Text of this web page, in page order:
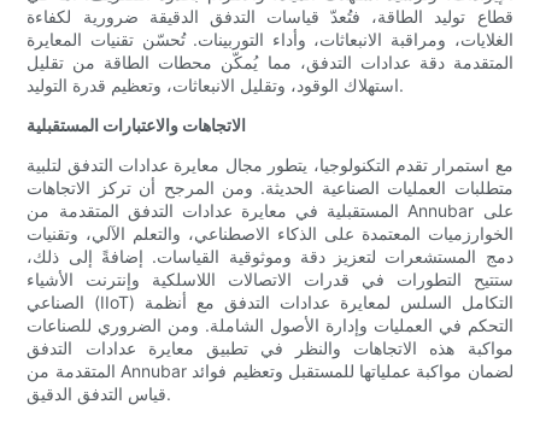
قطاع توليد الطاقة، فتُعدّ قياسات التدفق الدقيقة ضرورية لكفاءة
الغلايات، ومراقبة الانبعاثات، وأداء التوربينات. تُحسّن تقنيات المعايرة
المتقدمة دقة عدادات التدفق، مما يُمكّن محطات الطاقة من تقليل
استهلاك الوقود، وتقليل الانبعاثات، وتعظيم قدرة التوليد.
الاتجاهات والاعتبارات المستقبلية
مع استمرار تقدم التكنولوجيا، يتطور مجال معايرة عدادات التدفق لتلبية
متطلبات العمليات الصناعية الحديثة. ومن المرجح أن تركز الاتجاهات
المستقبلية في معايرة عدادات التدفق المتقدمة من Annubar على
الخوارزميات المعتمدة على الذكاء الاصطناعي، والتعلم الآلي، وتقنيات
دمج المستشعرات لتعزيز دقة وموثوقية القياسات. إضافةً إلى ذلك،
ستتيح التطورات في قدرات الاتصالات اللاسلكية وإنترنت الأشياء
الصناعي (IIoT) التكامل السلس لمعايرة عدادات التدفق مع أنظمة
التحكم في العمليات وإدارة الأصول الشاملة. ومن الضروري للصناعات
مواكبة هذه الاتجاهات والنظر في تطبيق معايرة عدادات التدفق
المتقدمة من Annubar لضمان مواكبة عملياتها للمستقبل وتعظيم فوائد
قياس التدفق الدقيق.